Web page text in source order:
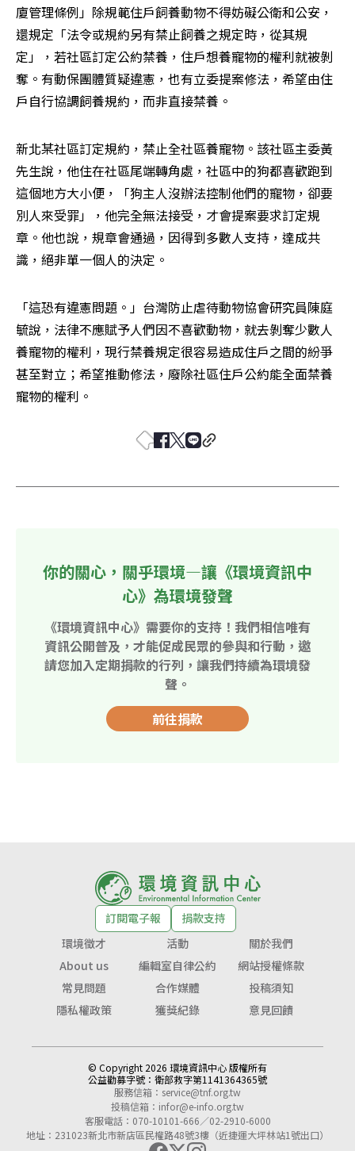
廈管理條例」除規範住戶飼養動物不得妨礙公衛和公安，
還規定「法令或規約另有禁止飼養之規定時，從其規
定」，若社區訂定公約禁養，住戶想養寵物的權利就被剝
奪。有動保團體質疑違憲，也有立委提案修法，希望由住
戶自行協調飼養規約，而非直接禁養。
新北某社區訂定規約，禁止全社區養寵物。該社區主委黃
先生說，他住在社區尾端轉角處，社區中的狗都喜歡跑到
這個地方大小便，「狗主人沒辦法控制他們的寵物，卻要
別人來受罪」，他完全無法接受，才會提案要求訂定規
章。他也說，規章會通過，因得到多數人支持，達成共
識，絕非單一個人的決定。
「這恐有違憲問題。」台灣防止虐待動物協會研究員陳庭
毓說，法律不應賦予人們因不喜歡動物，就去剝奪少數人
養寵物的權利，現行禁養規定很容易造成住戶之間的紛爭
甚至對立；希望推動修法，廢除社區住戶公約能全面禁養
寵物的權利。
你的關心，關乎環境—讓《環境資訊中
心》為環境發聲
《環境資訊中心》需要你的支持！我們相信唯有
資訊公開普及，才能促成民眾的參與和行動，邀
請您加入定期捐款的行列，讓我們持續為環境發
聲。
前往捐款
訂閱電子報
捐款支持
環境徵才
活動
關於我們
About us
編輯室自律公約
網站授權條款
常見問題
合作媒體
投稿須知
隱私權政策
獲獎紀錄 意見回饋
© Copyright 2026 環境資訊中心 版權所有
公益勸募字號： 衛部救字第1141364365號
服務信箱： service@tnf.org.tw
投稿信箱： infor@e-info.org.tw
客服電話：070-10101-666／02-2910-6000
地址：231023新北市新店區民權路48號3樓（近捷運大坪林站1號出口）